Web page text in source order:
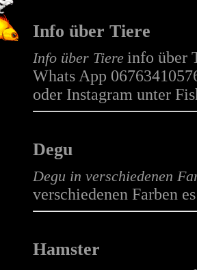
Info über Tiere
Info über Tiere info über
Whats App
oder Instagram unter
Degu
Degu in verschiedenen
verschiedenen Farben
Hamster